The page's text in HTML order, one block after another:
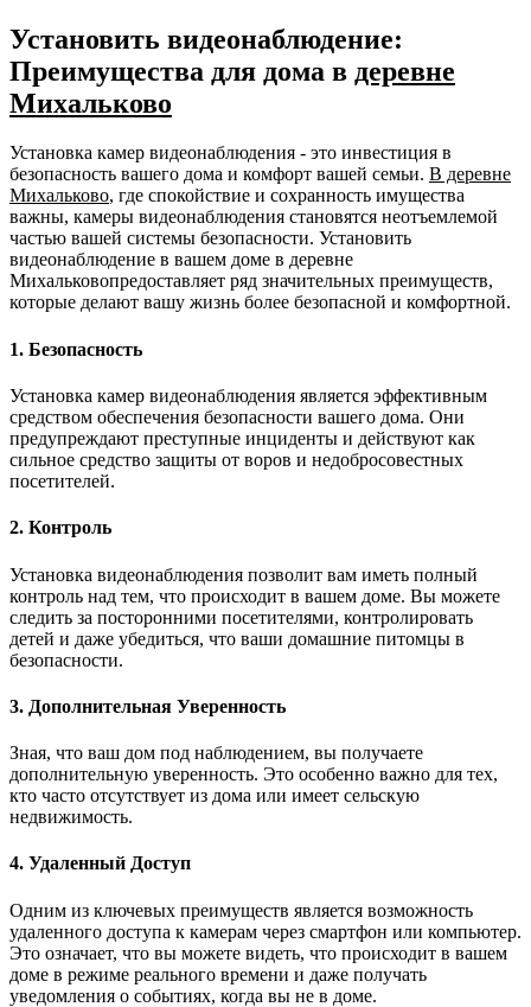
Установить видеонаблюдение:
Преимущества для дома в деревне
Михальково
Установка камер видеонаблюдения - это инвестиция в
безопасность вашего дома и комфорт вашей семьи. В деревне
Михальково, где спокойствие и сохранность имущества
важны, камеры видеонаблюдения становятся неотъемлемой
частью вашей системы безопасности. Установить
видеонаблюдение в вашем доме в деревне
Михальковопредоставляет ряд значительных преимуществ,
которые делают вашу жизнь более безопасной и комфортной.
1. Безопасность
Установка камер видеонаблюдения является эффективным
средством обеспечения безопасности вашего дома. Они
предупреждают преступные инциденты и действуют как
сильное средство защиты от воров и недобросовестных
посетителей.
2. Контроль
Установка видеонаблюдения позволит вам иметь полный
контроль над тем, что происходит в вашем доме. Вы можете
следить за посторонними посетителями, контролировать
детей и даже убедиться, что ваши домашние питомцы в
безопасности.
3. Дополнительная Уверенность
Зная, что ваш дом под наблюдением, вы получаете
дополнительную уверенность. Это особенно важно для тех,
кто часто отсутствует из дома или имеет сельскую
недвижимость.
4. Удаленный Доступ
Одним из ключевых преимуществ является возможность
удаленного доступа к камерам через смартфон или компьютер.
Это означает, что вы можете видеть, что происходит в вашем
доме в режиме реального времени и даже получать
уведомления о событиях, когда вы не в доме.